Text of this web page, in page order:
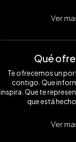
Ver
Qué
Te ofrecemos un
contigo. Que
inspira. Que te
que está
Ver